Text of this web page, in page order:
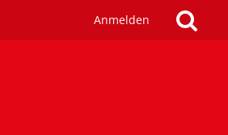
Anmelden